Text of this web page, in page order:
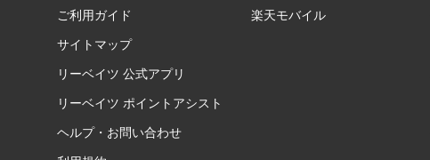
ご利用ガイド
サイトマップ
リーベイツ 公式アプリ
リーベイツ ポイントアシスト
ヘルプ・お問い合わせ
楽天モバイル